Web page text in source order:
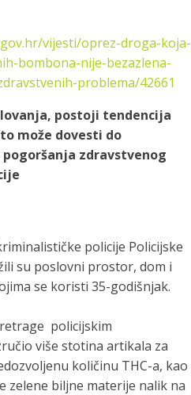
vijesti/oprez-droga-koja-
bombona-nije-bezazlena-
problema/42661
postoji tendencija
može dovesti do
zdravstvenog
policije Policijske
su poslovni prostor, dom i
se koristi 35-godišnjak.
policijskim
više stotina artikala za
količinu THC-a, kao
zelene biljne materije nalik na